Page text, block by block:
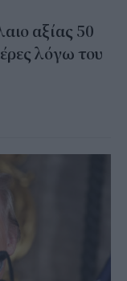
αξίας 50
λόγω του